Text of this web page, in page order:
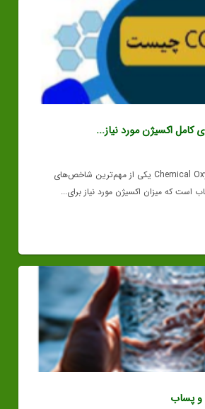
COD یا Chemical Oxygen Demand یکی از مهم‌ترین شاخص‌های
است که میزان اکسیژن مورد نیاز برای...
و پساب